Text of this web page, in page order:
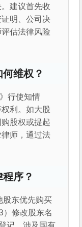
建议首先收
明、公司决
估法律风险
维权？
行使知情
利。如大股
股权或提起
师，通过法
序？
股东优先购买
修改股东名
记。涉及国有